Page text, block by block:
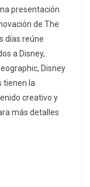
presentación
de The
días reúne
a Disney,
Disney
tienen la
creativo y
más detalles